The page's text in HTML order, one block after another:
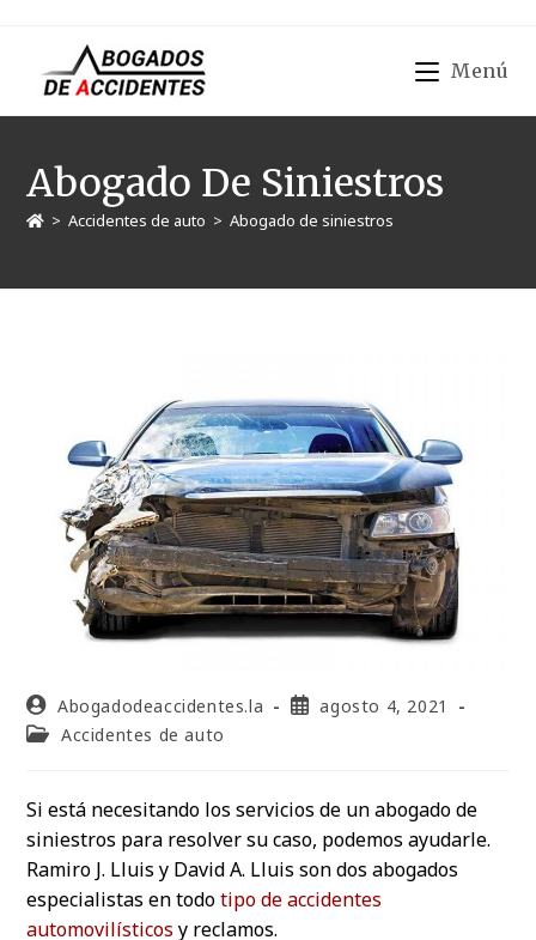
Menú
Abogado De Siniestros
> Accidentes de auto > Abogado de siniestros
Abogadodeaccidentes.la
agosto 4, 2021
Accidentes de auto
Si está necesitando los servicios de un abogado de
siniestros para resolver su caso, podemos ayudarle.
Ramiro J. Lluis y David A. Lluis son dos abogados
especialistas en todotipo de accidentes
automovilísticos y reclamos.